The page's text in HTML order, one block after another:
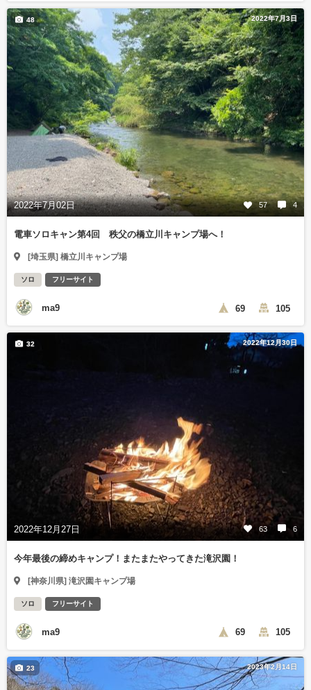
2022年7月3日
2022年7月02日 57 4
48
電車ソロキャン第4回 秩父の橋立川キャンプ場へ！
[埼玉県] 橋立川キャンプ場
ソロ フリーサイト
ma9 69 105
2022年12月30日
2022年12月27日 63 6
32
今年最後の締めキャンプ！またまたやってきた滝沢園！
[神奈川県] 滝沢園キャンプ場
ソロ フリーサイト
ma9 69 105
2023年2月14日
23